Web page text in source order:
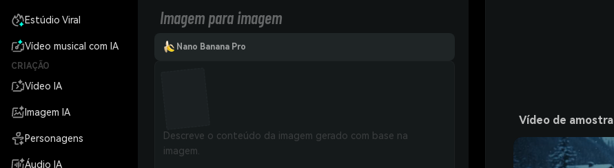
Estúdio Viral
Vídeo musical com IA
CRIAÇÃO
Vídeo IA
Imagem IA
Personagens
Áudio IA
Imagem para imagem
Nano Banana Pro
Vídeo de amostra